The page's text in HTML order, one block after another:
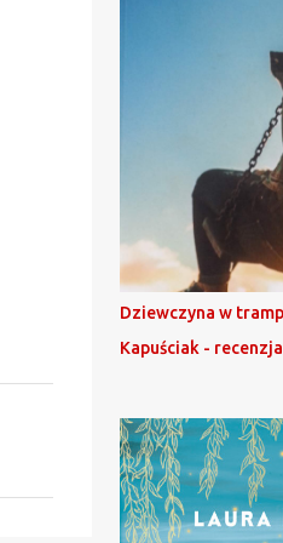
Dziewczyna w
Kapuściak - recenzja